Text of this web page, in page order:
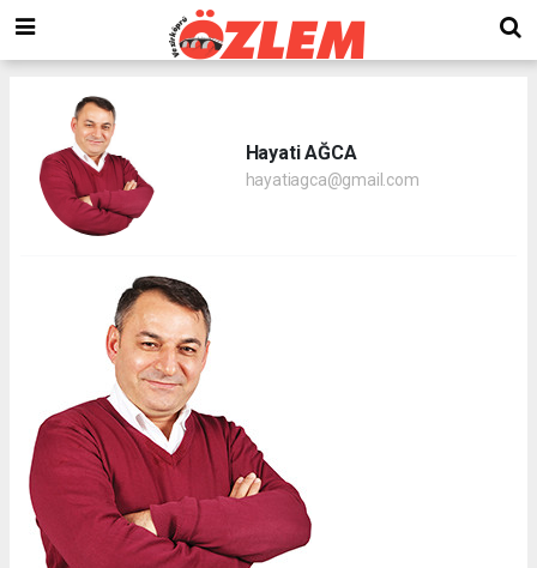
Hayati AĞCA
hayatiagca@gmail.com